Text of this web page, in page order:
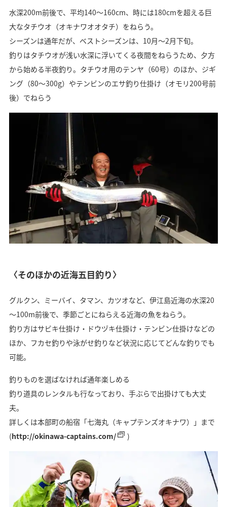
水深200m前後で、平均140～160cm、時には180cmを超える巨
大なタチウオ（オキナワオオタチ）をねらう。
シーズンは通年だが、ベストシーズンは、10月～2月下旬。
釣りはタチウオが浅い水深に浮いてくる夜間をねらうため、夕方
から始める半夜釣り。タチウオ用のテンヤ（60号）のほか、ジギ
ング（80～300g）やテンビンのエサ釣り仕掛け（オモリ200号前
後）でねらう
〈そのほかの近海五目釣り〉
グルクン、ミーバイ、タマン、カツオなど、伊江島近海の水深20
～100m前後で、季節ごとにねらえる近海の魚をねらう。
釣り方はサビキ仕掛け・ドウヅキ仕掛け・テンビン仕掛けなどの
ほか、フカセ釣りや泳がせ釣りなど状況に応じてどんな釣りでも
可能。
釣りものを選ばなければ通年楽しめる
釣り道具のレンタルも行なっており、手ぶらで出掛けても大丈
夫。
詳しくは本部町の船宿「七海丸（キャプテンズオキナワ）」まで
(http://okinawa-captains.com/ )